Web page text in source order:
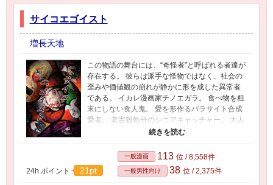
サイコエゴイスト
増長天地
この物語の舞台には、“奇怪者”と呼ばれる者達が
存在する。 彼らは派手な怪物ではなく、社会の
歪みや価値観の崩れが静かに形を成した異常者
である。 イカレ漫画家チノエガラ。 食べ物を粗
末にしない食人鬼。 愛を形作るパラサイト合成
愛者。 老害殺処分のシニアキャッチャー。 大人
を選別する優等生。 中華の厄災になった黒猫。
さな怪異ではなく、現実の延長線上にいる“静か
な異常”として世界に影を落とす。 『サイコエゴ
イスト』は、奇怪者たちが日常へ干渉し、裏切
24h.ポイント 21pt
一般漫画 113 位 / 8,558件
一般男性向け 38 位 / 2,375件